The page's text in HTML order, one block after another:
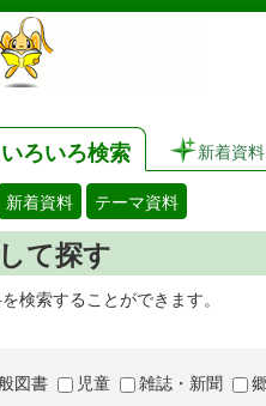
いろいろ検索 新着資料
新着資料 テーマ資料
て探す
検索することができます。
図書 児童 雑誌・新聞